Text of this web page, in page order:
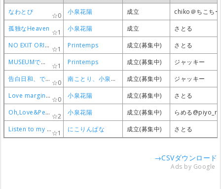
なわとび
0 小泉花陽 成立
chiko＠ちこちー
孤独なHeaven
1 小泉花陽 成立
さとる
NO EXIT ORION
1 Printemps 成立(募集中)
さとる
MUSEUMでどうしたい？
1 Printemps 成立(募集中)
ジャッキー
告白日和、です！
0 南ことり、小泉花陽 成立(募集中)
ジャッキー
Love marginal（HANAYO MIX）
0 小泉花陽 成立(募集中)
さとる
Oh,Love&Peace!（HANAYO MIX）
2 小泉花陽 成立(募集中)
らめる
Listen to my heart!!
1 にこりんぱな 成立(募集中) さとる
なわとび
0 小泉花陽 成立
chiko＠ちこちー
孤独なHeaven
1 小泉花陽 成立
さとる
NO EXIT ORION
1 Printemps 成立(募集中)
さとる
MUSEUMでどうしたい？
1 Printemps 成立(募集中)
ジャッキー
告白日和、です！
0 南ことり、小泉花陽 成立(募集中)
ジャッキー
Love marginal（HANAYO MIX）
0 小泉花陽 成立(募集中)
さとる
Oh,Love&Peace!（HANAYO MIX）
2 小泉花陽 成立(募集中)
らめる
Listen to my heart!!
1 にこりんぱな 成立(募集中) さとる
なわとび
0 小泉花陽 成立
chiko＠ちこちー
孤独なHeaven
1 小泉花陽 成立
さとる
NO EXIT ORION
1 Printemps 成立(募集中)
さとる
MUSEUMでどうしたい？
1 Printemps 成立(募集中)
ジャッキー
告白日和、です！
0 南ことり、小泉花陽 成立(募集中)
ジャッキー
Love marginal（HANAYO MIX）
0 小泉花陽 成立(募集中)
さとる
Oh,Love&Peace!（HANAYO MIX）
2 小泉花陽 成立(募集中)
らめる
Listen to my heart!!
1 にこりんぱな 成立(募集中) さとる
なわとび
0 小泉花陽 成立
chiko＠ちこちー
孤独なHeaven
1 小泉花陽 成立
さとる
NO EXIT ORION
1 Printemps 成立(募集中)
さとる
MUSEUMでどうしたい？
1 Printemps 成立(募集中)
ジャッキー
告白日和、です！
0 南ことり、小泉花陽 成立(募集中)
ジャッキー
Love marginal（HANAYO MIX）
0 小泉花陽 成立(募集中)
さとる
Oh,Love&Peace!（HANAYO MIX）
2 小泉花陽 成立(募集中)
らめる
Listen to my heart!!
1 にこりんぱな 成立(募集中) さとる
→CSVダウンロード
Ads by Google